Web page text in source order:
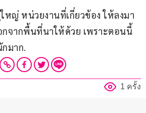
หญ่ หน่วยงานที่เกี่ยวข้อง ให้ลงมา
กจากพื้นที่นาให้ด้วย เพราะตอนนี้
มาก.
1 ครั้ง